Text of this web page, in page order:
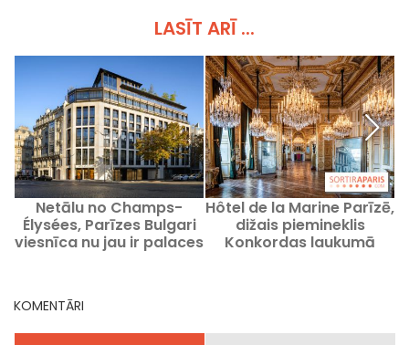
LASĪT ARĪ ...
Netālu no Champs-
Élysées, Parīzes Bulgari
viesnīca nu jau ir palaces
Hôtel de la Marine Parīzē,
dižais piemineklis
Konkordas laukumā
KOMENTĀRI